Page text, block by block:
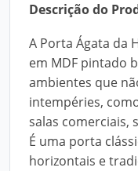
Descrição do
A Porta Ágata da
em MDF pintado
ambientes que
intempéries,
salas comerciais,
É uma porta
horizontais e